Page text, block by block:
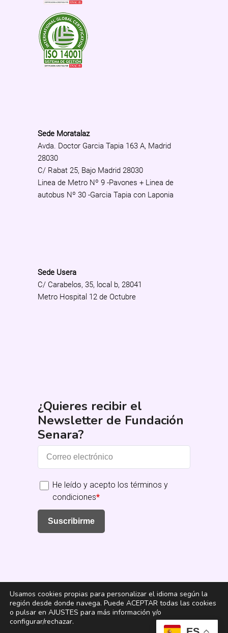
Sede Moratalaz
Avda. Doctor Garcia Tapia 163 A, Madrid
28030
C/ Rabat 25, Bajo Madrid 28030
Linea de Metro Nº 9 -Pavones + Linea de
autobus Nº 30 -Garcia Tapia con Laponia
Sede Usera
C/ Carabelos, 35, local b, 28041
Metro Hospital 12 de Octubre
¿Quieres recibir el
Newsletter de Fundación
Senara?
He leído y acepto los términos y
condiciones*
Suscribirme
Fundación Senara
Usamos cookies propias para personalizar el idioma según la
región desde donde navega. Puede ACEPTAR todas las cookies
o pulsar en AJUSTES para más información y/o
configurar/rechazar.